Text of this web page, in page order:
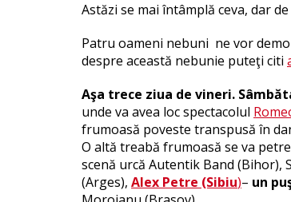
Astăzi se mai întâmplă ceva, dar
Patru oameni nebuni ne vor
despre această nebunie puteţi citi
Aşa trece ziua de vineri.
unde va avea loc spectacolul
frumoasă poveste transpusă în
O altă treabă frumoasă se va
scenă urcă Autentik Band (Bihor),
(Arges), Alex Petre (Sibiu)– un